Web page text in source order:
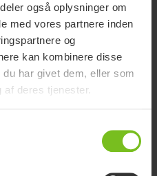
også oplysninger om
med vores partnere inden
og
kan kombinere disse
har givet dem, eller som
deres tjenester.